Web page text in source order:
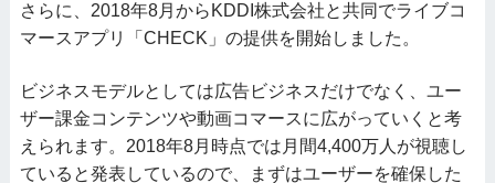
さらに、2018年8月からKDDI株式会社と共同でライブコ
マースアプリ「CHECK」の提供を開始しました。
ビジネスモデルとしては広告ビジネスだけでなく、ユー
ザー課金コンテンツや動画コマースに広がっていくと考
えられます。2018年8月時点では月間4,400万人が視聴し
ていると発表しているので、まずはユーザーを確保した